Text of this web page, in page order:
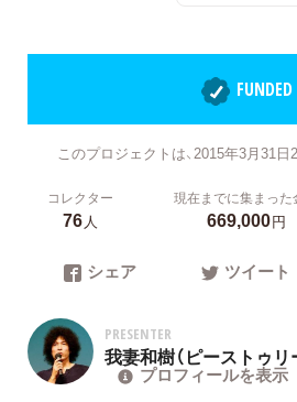
FUNDED
このプロジェクトは、2015年3月31日
コレクター
76人
現在までに集まった
669,000円
シェア ツイート
PRESENTER
我妻和樹（ピーストゥリ
プロフィールを表示